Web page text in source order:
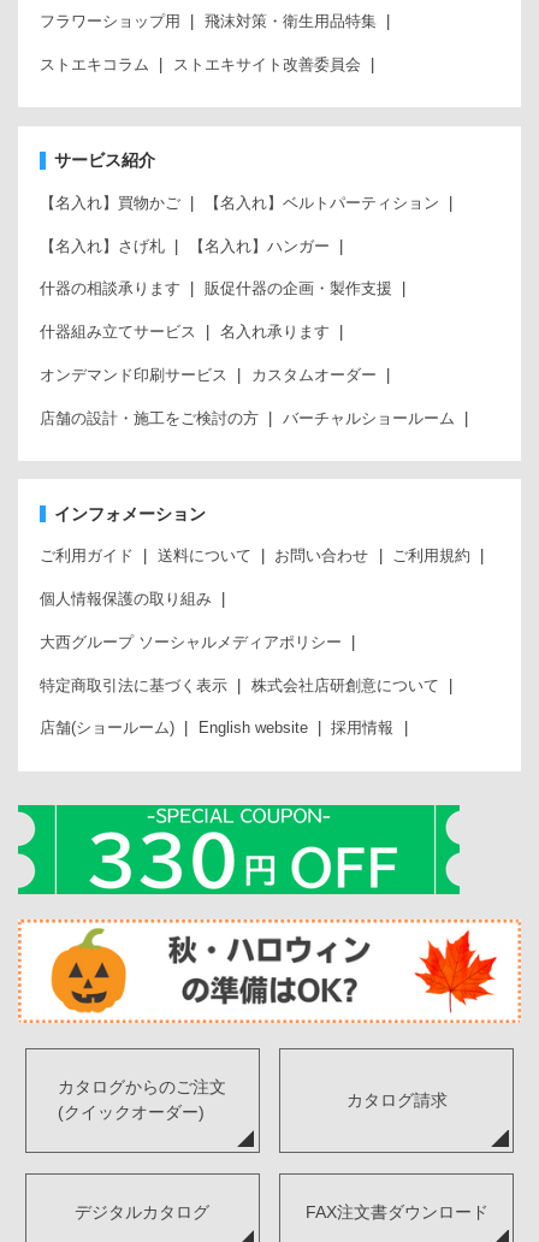
フラワーショップ用 飛沫対策・衛生用品特集
ストエキコラム ストエキサイト改善委員会
サービス紹介
【名入れ】買物かご 【名入れ】ベルトパーティション
【名入れ】さげ札 【名入れ】ハンガー
什器の相談承ります 販促什器の企画・製作支援
什器組み立てサービス 名入れ承ります
オンデマンド印刷サービス カスタムオーダー
店舗の設計・施工をご検討の方 バーチャルショールーム
インフォメーション
ご利用ガイド 送料について お問い合わせ ご利用規約
個人情報保護の取り組み
大西グループ ソーシャルメディアポリシー
特定商取引法に基づく表示 株式会社店研創意について
店舗(ショールーム) English website 採用情報
カタログからのご注文
(クイックオーダー)
カタログ請求
デジタルカタログ FAX注文書ダウンロード